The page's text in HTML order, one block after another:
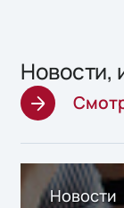
Новости,
Новости